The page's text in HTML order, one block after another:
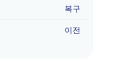
복구
이전